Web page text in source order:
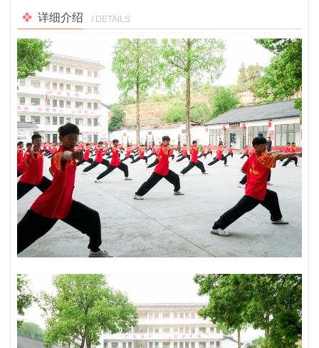
详细介绍 / DETAILS